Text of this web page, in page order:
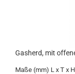
Gasherd, mit
Maße (mm) L x T x